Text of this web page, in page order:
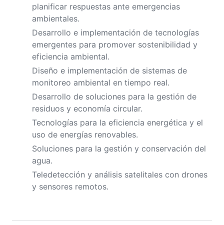
planificar respuestas ante emergencias
ambientales.
Desarrollo e implementación de tecnologías
emergentes para promover sostenibilidad y
eficiencia ambiental.
Diseño e implementación de sistemas de
monitoreo ambiental en tiempo real.
Desarrollo de soluciones para la gestión de
residuos y economía circular.
Tecnologías para la eficiencia energética y el
uso de energías renovables.
Soluciones para la gestión y conservación del
agua.
Teledetección y análisis satelitales con drones
y sensores remotos.